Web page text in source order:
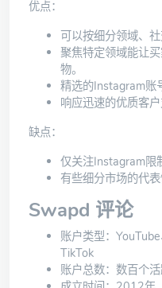
优点：
可以按细分领域、
聚焦特定领域能让
物。
精选的Instagram账
响应迅速的优质客
缺点：
仅关注Instagram限
有些细分市场的代
Swapd 评论
账户类型：
TikTok
账户总数：数百个